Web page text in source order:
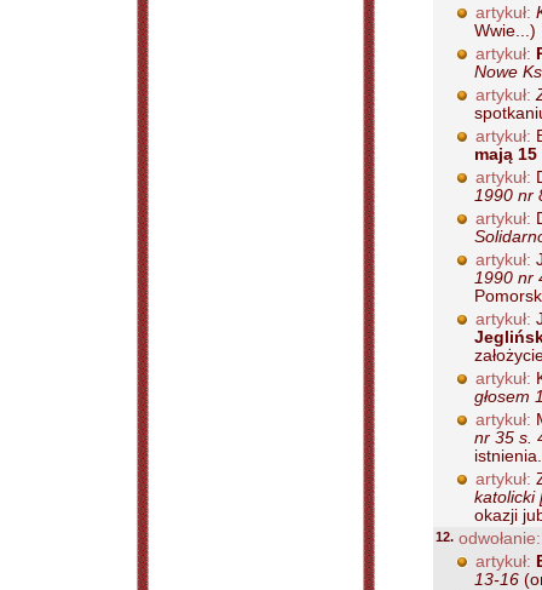
artykuł:
Wwie...)
artykuł:
Nowe
artykuł:
artykuł:
mają
artykuł:
1990 nr
artykuł:
artykuł:
1990 nr
artykuł:
artykuł:
głosem
artykuł:
nr 35 s.
artykuł:
katolicki
okazji
12. odwołanie:
artykuł:
13-16